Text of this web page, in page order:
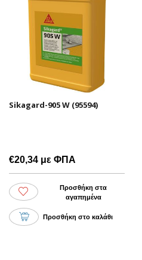
Sikagard-905 W (95594)
€20,34 με ΦΠΑ
Προσθήκη στα
αγαπημένα
Προσθήκη στο καλάθι